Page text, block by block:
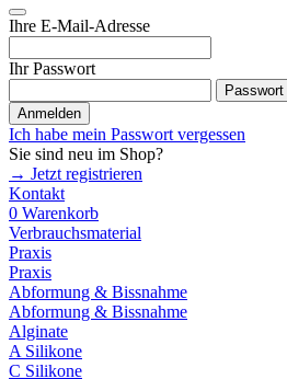
Ihre E-Mail-Adresse
Ihr Passwort
Anmelden
Ich habe mein Passwort vergessen
Sie sind neu im Shop?
→ Jetzt registrieren
Kontakt
0 Warenkorb
Verbrauchsmaterial
Praxis
Praxis
Abformung & Bissnahme
Abformung & Bissnahme
Alginate
A Silikone
C Silikone